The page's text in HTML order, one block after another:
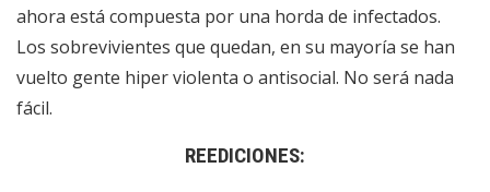
ahora está compuesta por una horda de infectados.
Los sobrevivientes que quedan, en su mayoría se han
vuelto gente hiper violenta o antisocial. No será nada
fácil.
REEDICIONES: